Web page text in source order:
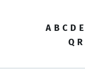
A B C D E
Q R